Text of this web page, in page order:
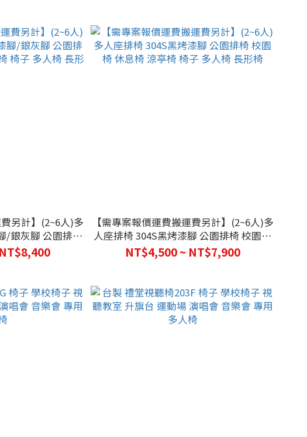
另計】(2~6人)多
/銀灰腳 公園排椅
子 多人椅 長形椅
【需專案報價運費搬運費另計】(2~6人)多
人座排椅 304S黑烤漆腳 公園排椅 校園椅
休息椅 涼亭椅 椅子 多人椅 長形椅
NT$4,500 ~ NT$7,900